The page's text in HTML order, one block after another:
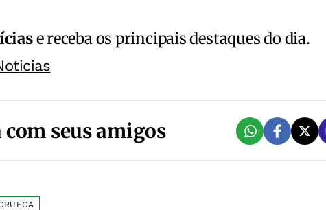
e receba os principais destaques do dia.
seus amigos